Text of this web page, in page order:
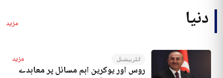
دنیا مزید
انٹرنیشنل مزید
روس اور یوکرین اہم مسائل پر معاہدے